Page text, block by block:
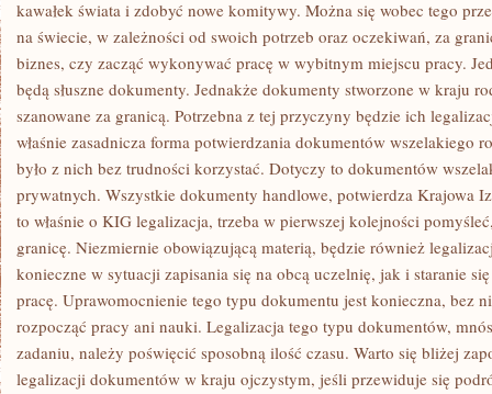
kawałek świata i zdobyć nowe komitywy. Można się wobec tego
na świecie, w zależności od swoich potrzeb oraz oczekiwań, za
biznes, czy zacząć wykonywać pracę w wybitnym miejscu pracy.
będą słuszne dokumenty. Jednakże dokumenty stworzone w kraju
szanowane za granicą. Potrzebna z tej przyczyny będzie ich
właśnie zasadnicza forma potwierdzania dokumentów wszelakiego
było z nich bez trudności korzystać. Dotyczy to dokumentów
prywatnych. Wszystkie dokumenty handlowe, potwierdza Krajowa
to właśnie o KIG legalizacja, trzeba w pierwszej kolejności
granicę. Niezmiernie obowiązującą materią, będzie również
konieczne w sytuacji zapisania się na obcą uczelnię, jak i staranie
pracę. Uprawomocnienie tego typu dokumentu jest konieczna, bez
rozpocząć pracy ani nauki. Legalizacja tego typu dokumentów,
zadaniu, należy poświęcić sposobną ilość czasu. Warto się bliżej
legalizacji dokumentów w kraju ojczystym, jeśli przewiduje się